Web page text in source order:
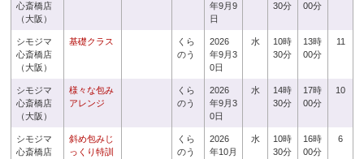
心斎橋店
（大阪）
年9月9
日
30分
00分
シモジマ
心斎橋店
（大阪）
基礎クラス
くら
のう
2026
年9月3
0日
水
10時
30分
13時
00分
11
シモジマ
心斎橋店
（大阪）
様々な包み
アレンジ
くら
のう
2026
年9月3
0日
水
14時
30分
17時
00分
10
シモジマ
心斎橋店
斜め包みじ
っくり特訓
くら
のう
2026
年10月
水
10時
30分
16時
00分
6